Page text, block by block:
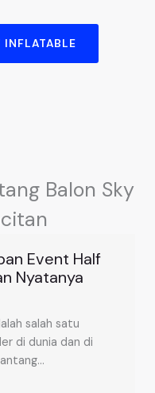
Balon Sky
Event Half
Nyatanya
salah satu
di dunia dan di